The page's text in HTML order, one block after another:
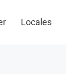
Locales